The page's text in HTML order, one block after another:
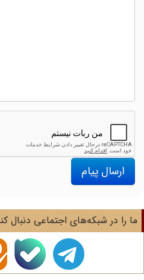
ارسال پیام
را در شبکه‌های اجتماعی دنبال کنید